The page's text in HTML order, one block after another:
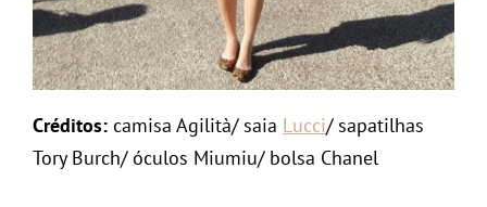
Créditos: camisa Agilità/ saia Lucci/ sapatilhas
Tory Burch/ óculos Miumiu/ bolsa Chanel